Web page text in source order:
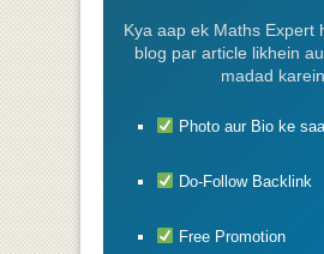
Kya aap ek Maths Expert
blog par article likhein
madad karein.
Photo aur Bio ke
Do-Follow Backlink
Free Promotion